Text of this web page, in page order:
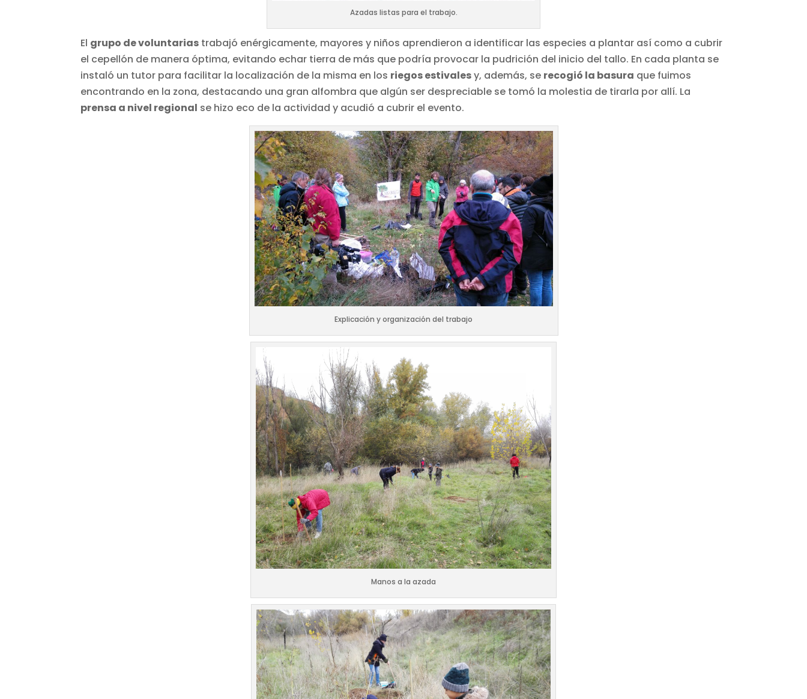
Azadas listas para el trabajo.
El grupo de voluntarias trabajó enérgicamente, mayores y niños aprendieron a identificar las especies a plantar así como a cubrir
el cepellón de manera óptima, evitando echar tierra de más que podría provocar la pudrición del inicio del tallo. En cada planta se
instaló un tutor para facilitar la localización de la misma en los riegos estivalesy, además, se recogió la basura que fuimos
encontrando en la zona, destacando una gran alfombra que algún ser despreciable se tomó la molestia de tirarla por allí. La
prensa a nivel regional se hizo eco de la actividad y acudió a cubrir el evento.
Explicación y organización del trabajo
Manos a la azada